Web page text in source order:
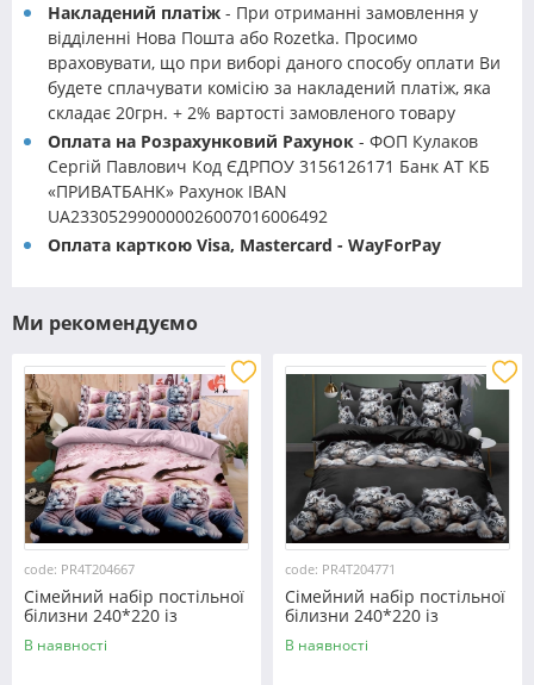
Накладений платіж - При отриманні замовлення у
відділенні Нова Пошта або Rozetka. Просимо
враховувати, що при виборі даного способу оплати Ви
будете сплачувати комісію за накладений платіж, яка
складає 20грн. + 2% вартості замовленого товару
Оплата на Розрахунковий Рахунок - ФОП Кулаков
Сергій Павлович Код ЄДРПОУ 3156126171 Банк АТ КБ
«ПРИВАТБАНК» Рахунок IBAN
UA233052990000026007016006492
Оплата карткою Visa, Mastercard - WayForPay
Ми рекомендуємо
code: PR4T204667
Сімейний набір постільної
білизни 240*220 із
полікотону №204667
Черешенька™
В наявності
code: PR4T204771
Сімейний набір постільної
білизни 240*220 із
полікотону №204771
Черешенька™
В наявності